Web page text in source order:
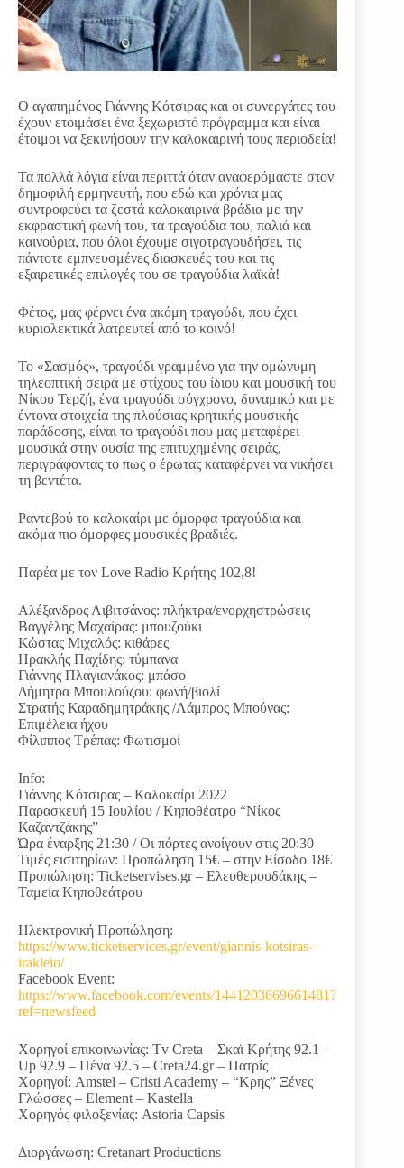
Ο αγαπημένος Γιάννης Κότσιρας και οι συνεργάτες του
έχουν ετοιμάσει ένα ξεχωριστό πρόγραμμα και είναι
έτοιμοι να ξεκινήσουν την καλοκαιρινή τους περιοδεία!
Τα πολλά λόγια είναι περιττά όταν αναφερόμαστε στον
δημοφιλή ερμηνευτή, που εδώ και χρόνια μας
συντροφεύει τα ζεστά καλοκαιρινά βράδια με την
εκφραστική φωνή του, τα τραγούδια του, παλιά και
καινούρια, που όλοι έχουμε σιγοτραγουδήσει, τις
πάντοτε εμπνευσμένες διασκευές του και τις
εξαιρετικές επιλογές του σε τραγούδια λαϊκά!
Φέτος, μας φέρνει ένα ακόμη τραγούδι, που έχει
κυριολεκτικά λατρευτεί από το κοινό!
Το «Σασμός», τραγούδι γραμμένο για την ομώνυμη
τηλεοπτική σειρά με στίχους του ίδιου και μουσική του
Νίκου Τερζή, ένα τραγούδι σύγχρονο, δυναμικό και με
έντονα στοιχεία της πλούσιας κρητικής μουσικής
παράδοσης, είναι το τραγούδι που μας μεταφέρει
μουσικά στην ουσία της επιτυχημένης σειράς,
περιγράφοντας το πως ο έρωτας καταφέρνει να νικήσει
τη βεντέτα.
Ραντεβού το καλοκαίρι με όμορφα τραγούδια και
ακόμα πιο όμορφες μουσικές βραδιές.
Παρέα με τον Love Radio Κρήτης 102,8!
Αλέξανδρος Λιβιτσάνος: πλήκτρα/ενορχηστρώσεις
Βαγγέλης Μαχαίρας: μπουζούκι
Κώστας Μιχαλός: κιθάρες
Hρακλής Παχίδης: τύμπανα
Γιάννης Πλαγιανάκος: μπάσο
Δήμητρα Μπουλούζου: φωνή/βιολί
Στρατής Καραδημητράκης /Λάμπρος Μπούνας:
Επιμέλεια ήχου
Φίλιππος Τρέπας: Φωτισμοί
Info:
Γιάννης Κότσιρας – Καλοκαίρι 2022
Παρασκευή 15 Ιουλίου / Κηποθέατρο “Νίκος
Καζαντζάκης”
Ώρα έναρξης 21:30 / Οι πόρτες ανοίγουν στις 20:30
Τιμές εισιτηρίων: Προπώληση 15€ – στην Είσοδο 18€
Προπώληση: Ticketservises.gr – Ελευθερουδάκης –
Ταμεία Κηποθεάτρου
Ηλεκτρονική Προπώληση:
https://www.ticketservices.gr/event/giannis-kotsiras-
irakleio/
Facebook Event:
https://www.facebook.com/events/1441203669661481?
ref=newsfeed
Χορηγοί επικοινωνίας: Tv Creta – Σκαϊ Κρήτης 92.1 –
Up 92.9 – Πένα 92.5 – Creta24.gr – Πατρίς
Χορηγοί: Amstel – Cristi Academy – “Κρης” Ξένες
Γλώσσες – Element – Kastella
Χορηγός φιλοξενίας: Astoria Capsis
Διοργάνωση: Cretanart Productions